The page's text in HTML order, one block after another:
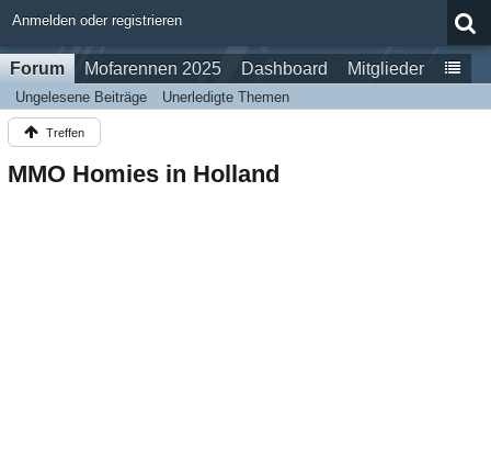
Anmelden oder registrieren
Forum Mofarennen 2025 Dashboard Mitglieder
Ungelesene Beiträge Unerledigte Themen
Treffen
MMO Homies in Holland